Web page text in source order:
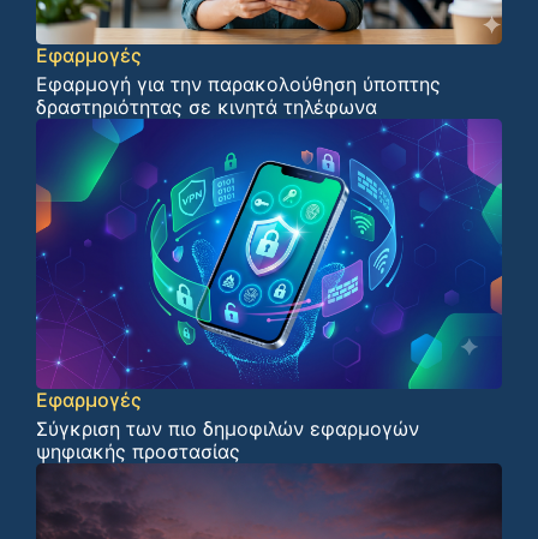
Εφαρμογές
Εφαρμογή για την παρακολούθηση ύποπτης
δραστηριότητας σε κινητά τηλέφωνα
Εφαρμογές
Σύγκριση των πιο δημοφιλών εφαρμογών
ψηφιακής προστασίας